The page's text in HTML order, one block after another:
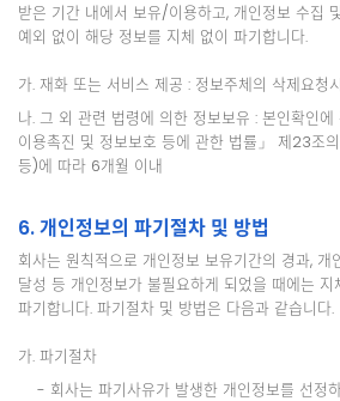
받은 기간 내에서 보유/이용하고, 개인정보 수집
예외 없이 해당 정보를 지체 없이 파기합니다.
가. 재화 또는 서비스 제공 : 정보주체의 삭제요청
나. 그 외 관련 법령에 의한 정보보유 : 본인확인
이용촉진 및 정보보호 등에 관한 법률」 제23조
등)에 따라 6개월 이내
6. 개인정보의 파기절차 및 방법
회사는 원칙적으로 개인정보 보유기간의 경과, 개
달성 등 개인정보가 불필요하게 되었을 때에는 지
파기합니다. 파기절차 및 방법은 다음과 같습니다.
가. 파기절차
- 회사는 파기사유가 발생한 개인정보를 선정